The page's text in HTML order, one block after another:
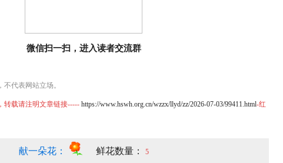
微信扫一扫，进入读者交流群
代表网站立场。
转载请注明文章链接-----https://www.hswh.org.cn/wzzx/llyd/zz/2026-07-03/99411.html-红
献一朵花： 鲜花数量： 5